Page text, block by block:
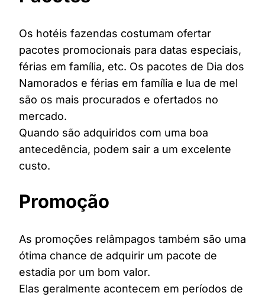
Os hotéis fazendas costumam ofertar
pacotes promocionais para datas especiais,
férias em família, etc. Os pacotes de Dia dos
Namorados e férias em família e lua de mel
são os mais procurados e ofertados no
mercado.
Quando são adquiridos com uma boa
antecedência, podem sair a um excelente
custo.
Promoção
As promoções relâmpagos também são uma
ótima chance de adquirir um pacote de
estadia por um bom valor.
Elas geralmente acontecem em períodos de